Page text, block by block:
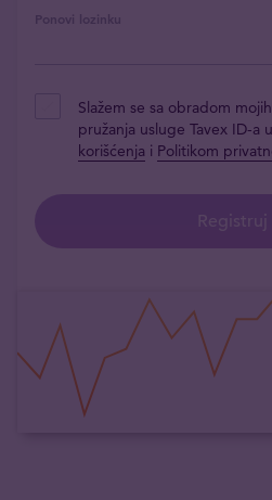
Ponovi lozinku
Slažem se sa obradom
pružanja usluge Tavex ID-a
korišćenja i Politikom
Registruj